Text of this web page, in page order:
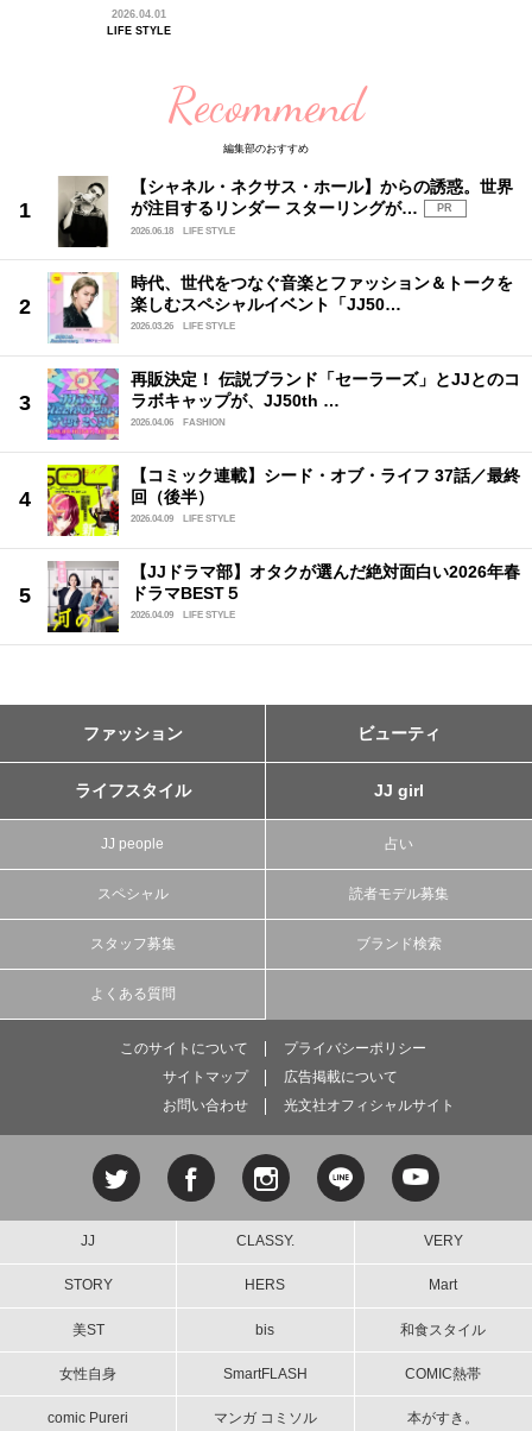
2026.04.01
LIFE STYLE
Recommend
編集部のおすすめ
【シャネル・ネクサス・ホール】からの誘惑。世界
が注目するリンダー スターリングが…
PR
2026.06.18
LIFE STYLE
時代、世代をつなぐ音楽とファッション＆トークを
楽しむスペシャルイベント「JJ50…
2026.03.26 LIFE STYLE
再販決定！ 伝説ブランド「セーラーズ」とJJとのコ
ラボキャップが、JJ50th …
2026.04.06 FASHION
【コミック連載】シード・オブ・ライフ 37話／最終
回（後半）
2026.04.09 LIFE STYLE
【JJドラマ部】オタクが選んだ絶対面白い2026年春
ドラマBEST５
2026.04.09 LIFE STYLE
ファッション ビューティ
ライフスタイル JJ girl
JJ people 占い
スペシャル 読者モデル募集
スタッフ募集 ブランド検索
よくある質問
このサイトについて
プライバシーポリシー
サイトマップ
広告掲載について
お問い合わせ
光文社オフィシャルサイト
JJ CLASSY. VERY
STORY HERS Mart
美ST bis 和食スタイル
女性自身 SmartFLASH COMIC熱帯
comic Pureri マンガ コミソル 本がすき。